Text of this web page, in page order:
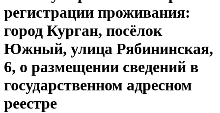
регистрации проживания:
город Курган, посёлок
Южный, улица Рябининская,
6, о размещении сведений в
государственном адресном
реестре